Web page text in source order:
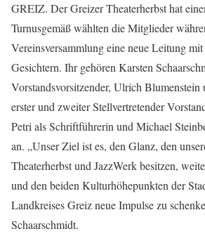
GREIZ. Der Greizer Theaterherbst hat
Turnusgemäß wählten die Mitglieder
Vereinsversammlung eine neue Leitung
Gesichtern. Ihr gehören Karsten
Vorstandsvorsitzender, Ulrich Blumenstein
erster und zweiter Stellvertretender
Petri als Schriftführerin und Michael
an. „Unser Ziel ist es, den Glanz, den
Theaterherbst und JazzWerk besitzen,
und den beiden Kulturhöhepunkten der
Landkreises Greiz neue Impulse zu
Schaarschmidt.